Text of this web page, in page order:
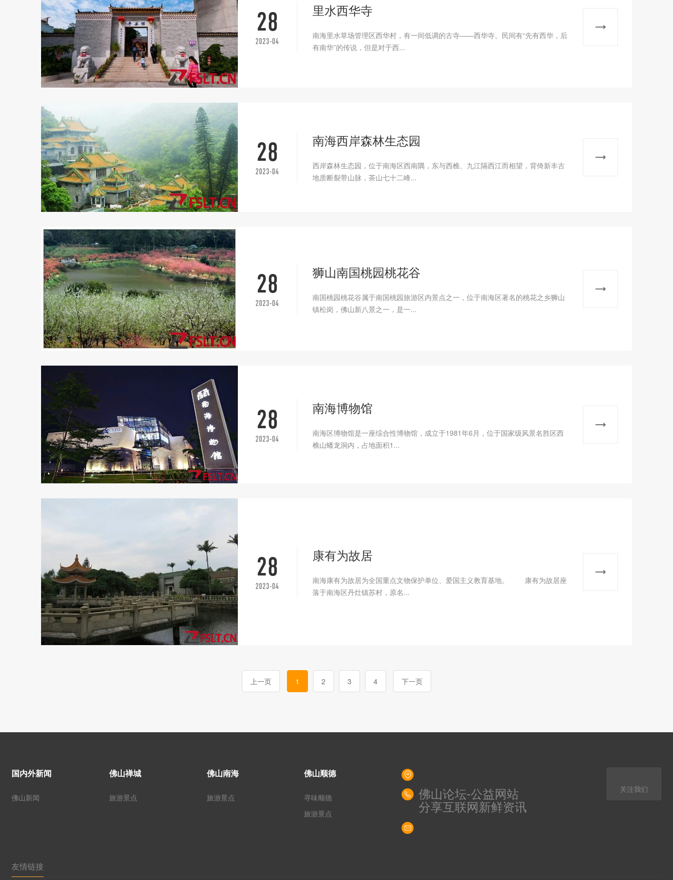
28
2023-04
里水西华寺
南海里水草场管理区西华村，有一间低调的古寺——西华寺。民间有“先有西华，后
有南华”的传说，但是对于西...
28
2023-04
南海西岸森林生态园
西岸森林生态园，位于南海区西南隅，东与西樵、九江隔西江而相望，背倚新丰古
地质断裂带山脉，茶山七十二峰...
28
2023-04
狮山南国桃园桃花谷
南国桃园桃花谷属于南国桃园旅游区内景点之一，位于南海区著名的桃花之乡狮山
镇松岗，佛山新八景之一，是一...
28
2023-04
南海博物馆
南海区博物馆是一座综合性博物馆，成立于1981年6月，位于国家级风景名胜区西
樵山蟠龙洞内，占地面积1...
28
2023-04
康有为故居
南海康有为故居为全国重点文物保护单位、爱国主义教育基地。 康有为故居座
落于南海区丹灶镇苏村，原名...
上一页 1 2 3 4 下一页
国内外新闻
佛山新闻
佛山禅城
旅游景点
佛山南海
旅游景点
佛山顺德
寻味顺德
旅游景点
佛山论坛-公益网站
分享互联网新鲜资讯
关注我们
友情链接